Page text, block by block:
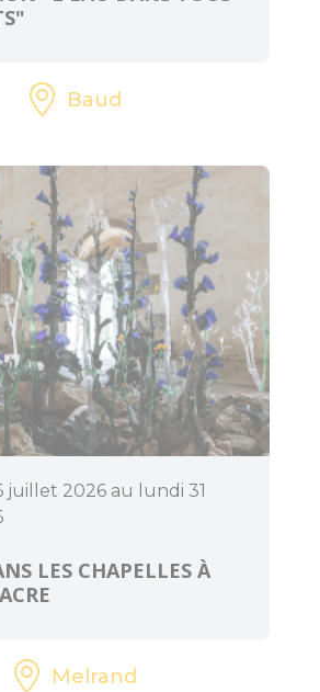
Aires de jeux pour
petits et grands
Baud
juillet 2026 au lundi 31
LES CHAPELLES À
Melrand